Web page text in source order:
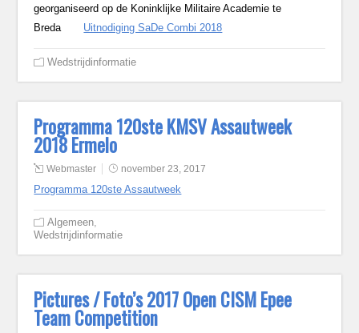
georganiseerd op de Koninklijke Militaire Academie te
Breda Uitnodiging SaDe Combi 2018
Wedstrijdinformatie
Programma 120ste KMSV Assautweek
2018 Ermelo
Webmaster november 23, 2017
Programma 120ste Assautweek
Algemeen,
Wedstrijdinformatie
Pictures / Foto’s 2017 Open CISM Epee
Team Competition